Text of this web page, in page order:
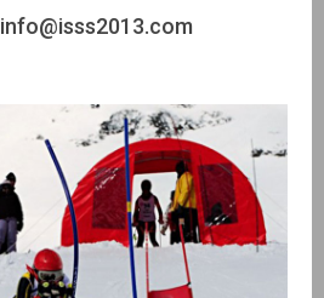
info@isss2013.com